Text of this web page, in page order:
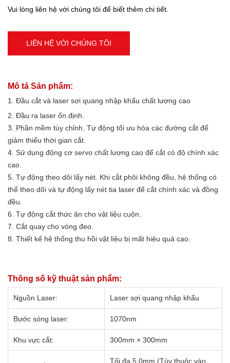
Vui lòng liên hệ với chúng tôi để biết thêm chi tiết.
LIÊN HỆ VỚI CHÚNG TÔI
Mô tả Sản phẩm:
1. Đầu cắt và laser sợi quang nhập khẩu chất lượng cao
2. Đầu ra laser ổn định.
3. Phần mềm tùy chỉnh. Tự động tối ưu hóa các đường cắt để
giảm thiểu thời gian cắt.
4. Sử dụng động cơ servo chất lượng cao để cắt có độ chính xác
cao.
5. Tự động theo dõi lấy nét. Khi cắt phôi không đều, hệ thống có
thể theo dõi và tự động lấy nét tia laser để cắt chính xác và đồng
đều.
6. Tự động cắt thức ăn cho vật liệu cuộn.
7. Cắt quay cho vòng đeo.
8. Thiết kế hệ thống thu hồi vật liệu bị mất hiệu quả cao.
Thông số kỹ thuật sản phẩm:
Nguồn Laser: Laser sợi quang nhập khẩu
Bước sóng laser: 1070nm
Khu vực cắt: 300mm × 300mm
Tối đa 5,0mm (Tùy thuộc vào